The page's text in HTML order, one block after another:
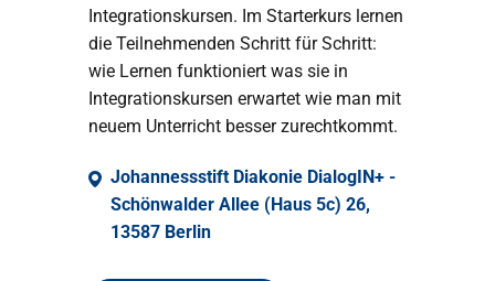
Integrationskursen. Im Starterkurs lernen
die Teilnehmenden Schritt für Schritt:
wie Lernen funktioniert was sie in
Integrationskursen erwartet wie man mit
neuem Unterricht besser zurechtkommt.
Johannessstift Diakonie DialogIN+ -
Schönwalder Allee (Haus 5c) 26,
13587 Berlin